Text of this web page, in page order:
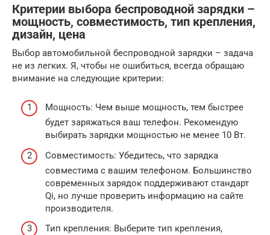
Критерии выбора беспроводной зарядки –
мощность, совместимость, тип крепления,
дизайн, цена
Выбор автомобильной беспроводной зарядки – задача
не из легких. Я, чтобы не ошибиться, всегда обращаю
внимание на следующие критерии:
Мощность: Чем выше мощность, тем быстрее
будет заряжаться ваш телефон. Рекомендую
выбирать зарядки мощностью не менее 10 Вт.
Совместимость: Убедитесь, что зарядка
совместима с вашим телефоном. Большинство
современных зарядок поддерживают стандарт
Qi, но лучше проверить информацию на сайте
производителя.
Тип крепления: Выберите тип крепления,